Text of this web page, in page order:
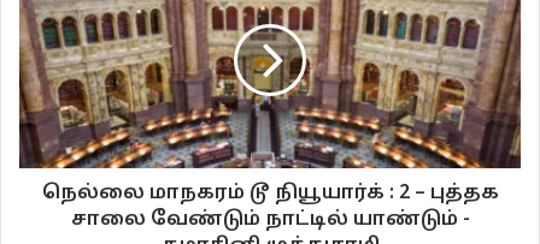
கிரமாங்களைச் சுற்றிய கதையைக் களமாகக்கொண்டு பயணிக்கும் தன்மையைப்
பெற்றிருக்கிறது. எனினும், அவருடைய மற்ற சிறுகதைகள் பற்றிப் பலரும்
பேசியிருந்தாலும், இக்கதை குறித்து பலரும் பேசியதாகத் தெரியவில்லை.
இக்கதையை மேற்சொன்ன வரலாறோ, அல்லது ‘எழுத்துக்காரன்’ என்ற
சொல்லை அவர் இக்கதையில் பயன்படுத்திய விதம் குறித்து முழுமையாக
இமையத்தின் பிற கதைகளில் இருந்து ‘பட்டென’ வித்தியாசமான ஒரு கதை
கிடைக்குமா என்று பார்த்தால், ‘எழுத்துக்காரன்’ கதை, தற்காலத்தில் மாற்றுக்
நெல்லை மாநகரம் டூ நியூயார்க் : 2 – புத்தக
சாலை வேண்டும் நாட்டில் யாண்டும் -